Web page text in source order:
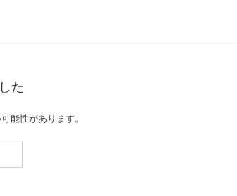
た
能性があります。